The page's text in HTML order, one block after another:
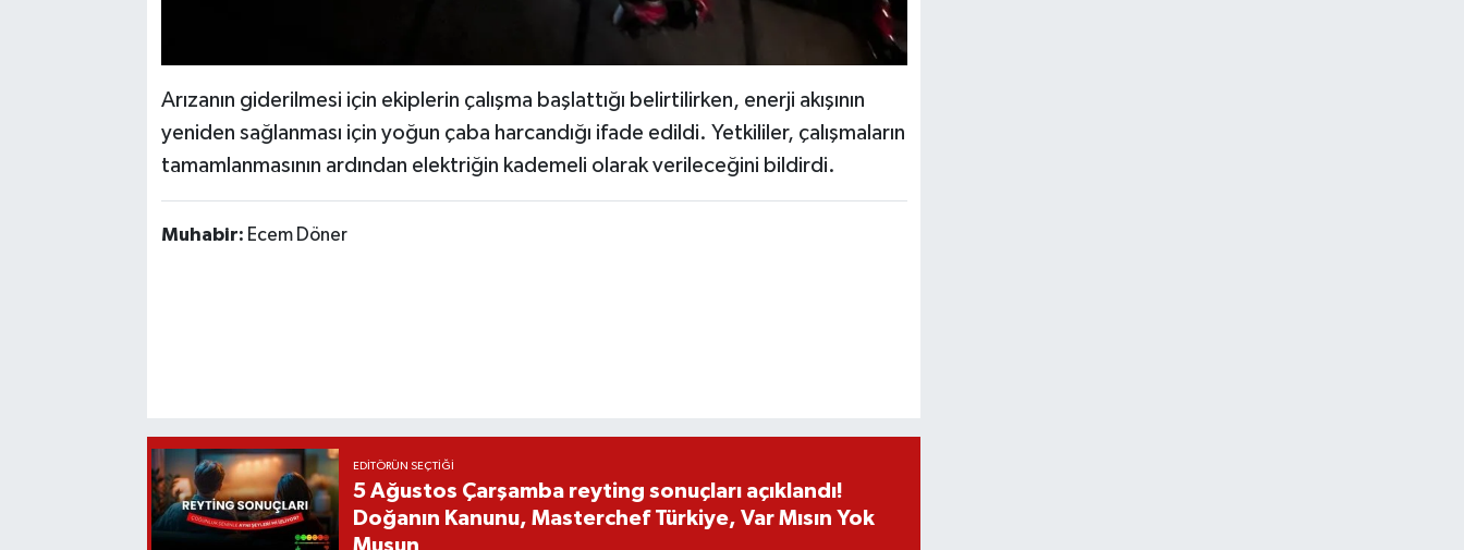
Arızanın giderilmesi için ekiplerin çalışma başlattığı belirtilirken, enerji akışının
yeniden sağlanması için yoğun çaba harcandığı ifade edildi. Yetkililer, çalışmaların
tamamlanmasının ardından elektriğin kademeli olarak verileceğini bildirdi.
Muhabir: Ecem Döner
EDITÖRÜN SEÇTIĞI
5 Ağustos Çarşamba reyting sonuçları açıklandı!
Doğanın Kanunu, Masterchef Türkiye, Var Mısın Yok
Musun